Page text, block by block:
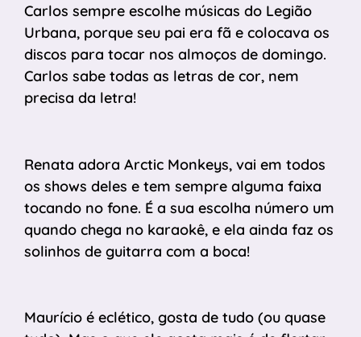
Carlos sempre escolhe músicas do Legião
Urbana, porque seu pai era fã e colocava os
discos para tocar nos almoços de domingo.
Carlos sabe todas as letras de cor, nem
precisa da letra!
Renata adora Arctic Monkeys, vai em todos
os shows deles e tem sempre alguma faixa
tocando no fone. É a sua escolha número um
quando chega no karaokê, e ela ainda faz os
solinhos de guitarra com a boca!
Maurício é eclético, gosta de tudo (ou quase